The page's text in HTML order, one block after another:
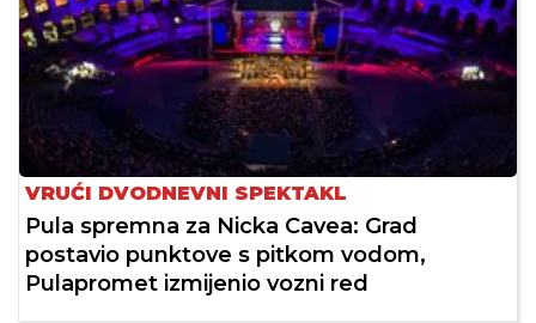
VRUĆI DVODNEVNI SPEKTAKL
Pula spremna za Nicka Cavea: Grad
postavio punktove s pitkom vodom,
Pulapromet izmijenio vozni red